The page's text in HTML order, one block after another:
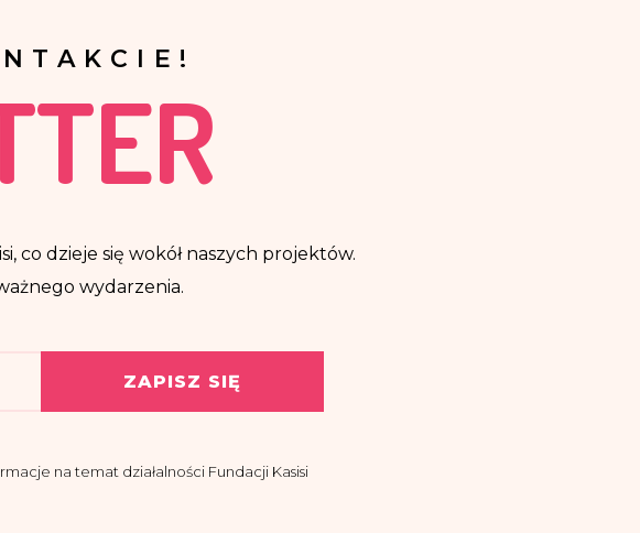
co dzieje się wokół naszych projektów.
wydarzenia.
ZAPISZ SIĘ
na temat działalności Fundacji Kasisi